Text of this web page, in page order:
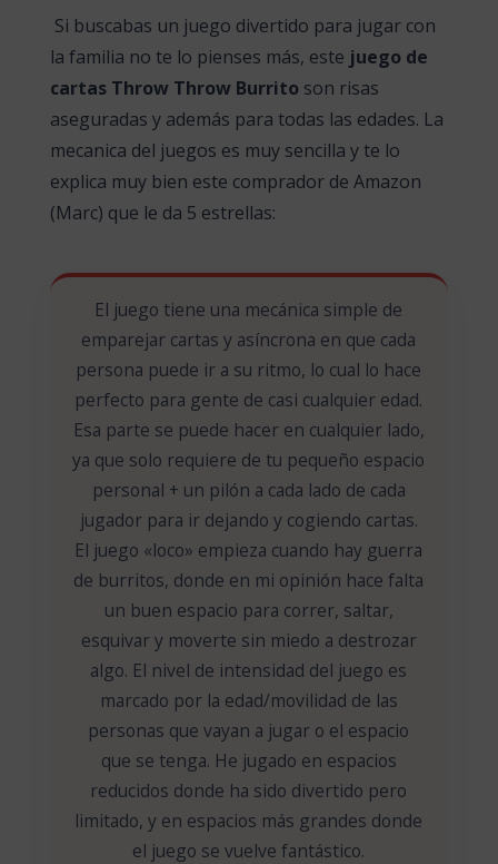
Si buscabas un juego divertido para jugar con
la familia no te lo pienses más, este juego de
cartas Throw Throw Burritoson risas
aseguradas y además para todas las edades. La
mecanica del juegos es muy sencilla y te lo
explica muy bien este comprador de Amazon
(Marc) que le da 5 estrellas:
El juego tiene una mecánica simple de
emparejar cartas y asíncrona en que cada
persona puede ir a su ritmo, lo cual lo hace
perfecto para gente de casi cualquier edad.
Esa parte se puede hacer en cualquier lado,
ya que solo requiere de tu pequeño espacio
personal + un pilón a cada lado de cada
jugador para ir dejando y cogiendo cartas.
El juego «loco» empieza cuando hay guerra
de burritos, donde en mi opinión hace falta
un buen espacio para correr, saltar,
esquivar y moverte sin miedo a destrozar
algo. El nivel de intensidad del juego es
marcado por la edad/movilidad de las
personas que vayan a jugar o el espacio
que se tenga. He jugado en espacios
reducidos donde ha sido divertido pero
limitado, y en espacios más grandes donde
el juego se vuelve fantástico.